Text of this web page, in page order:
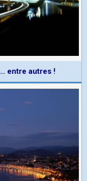
entre autres !